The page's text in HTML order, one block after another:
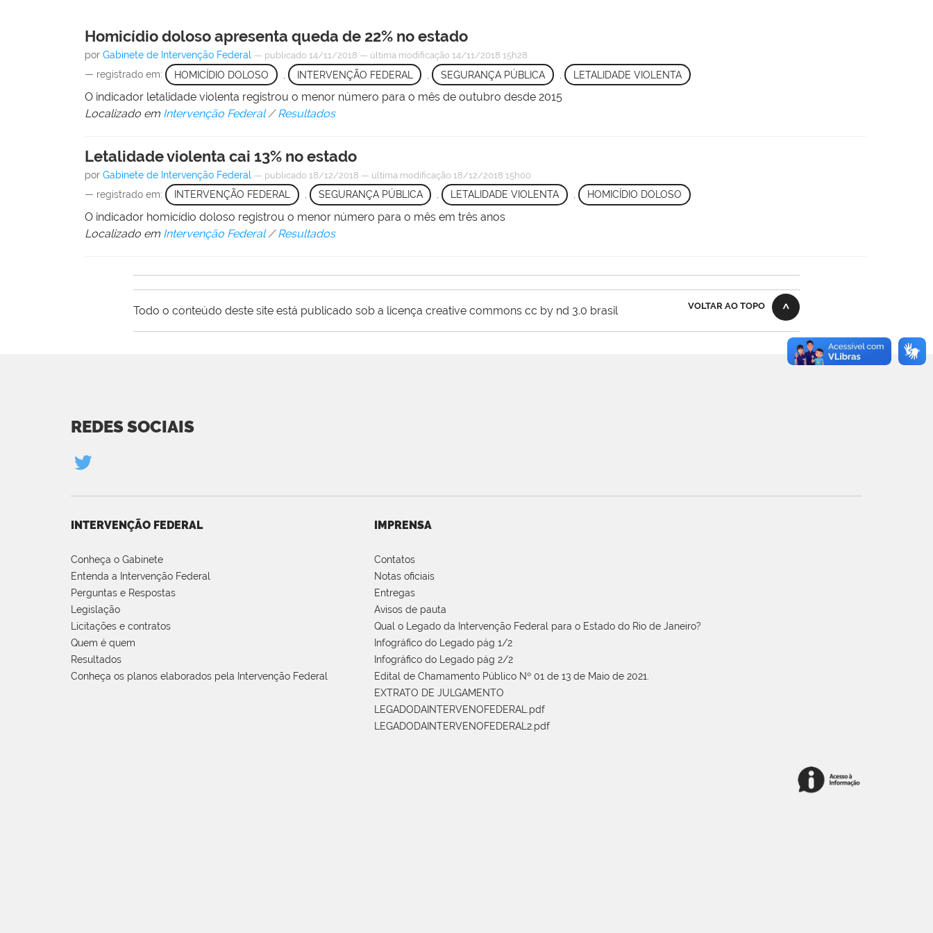
Homicídio doloso apresenta queda de 22% no estado
por Gabinete de Intervenção Federal — publicado 14/11/2018 — última modificação 14/11/2018 15h28
— registrado em: HOMICÍDIO DOLOSO INTERVENÇÃO FEDERAL , SEGURANÇA PÚBLICA , LETALIDADE VIOLENTA
O indicador letalidade violenta registrou o menor número para o mês de outubro desde 2015
Localizado em Intervenção Federal /Resultados
Letalidade violenta cai 13% no estado
por Gabinete de Intervenção Federal — publicado 18/12/2018 — última modificação 18/12/2018 15h00
— registrado em: INTERVENÇÃO FEDERAL , SEGURANÇA PÚBLICA , LETALIDADE VIOLENTA , HOMICÍDIO DOLOSO
O indicador homicídio doloso registrou o menor número para o mês em três anos
Localizado em Intervenção Federal /Resultados
VOLTAR AO TOPO
Todo o conteúdo deste site está publicado sob a licença creative commons cc by nd 3.0 brasil
REDES SOCIAIS
INTERVENÇÃO FEDERAL
Conheça o Gabinete
Entenda a Intervenção Federal
Perguntas e Respostas
Legislação
Licitações e contratos
Quem é quem
Resultados
Conheça os planos elaborados pela Intervenção Federal
IMPRENSA
Contatos
Notas oficiais
Entregas
Avisos de pauta
Qual o Legado da Intervenção Federal para o Estado do Rio de Janeiro?
Infográfico do Legado pág 1/2
Infográfico do Legado pág 2/2
Edital de Chamamento Público Nº 01 de 13 de Maio de 2021.
EXTRATO DE JULGAMENTO
LEGADODAINTERVENOFEDERAL.pdf
LEGADODAINTERVENOFEDERAL2.pdf